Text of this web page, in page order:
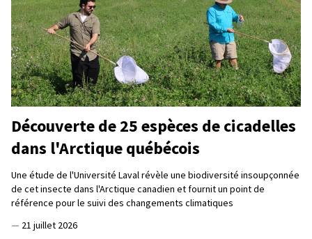
Découverte de 25 espèces de cicadelles
dans l'Arctique québécois
Une étude de l'Université Laval révèle une biodiversité insoupçonnée
de cet insecte dans l'Arctique canadien et fournit un point de
référence pour le suivi des changements climatiques
— 21 juillet 2026